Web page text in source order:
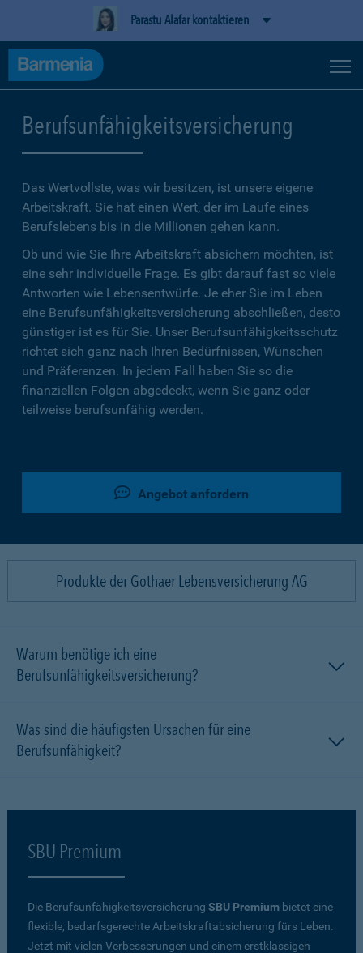
Parastu Alafar kontaktieren
Berufsunfähigkeitsversicherung
Das Wertvollste, was wir besitzen, ist unsere eigene
Arbeitskraft. Sie hat einen Wert, der im Laufe eines
Berufslebens bis in die Millionen gehen kann.
Ob und wie Sie Ihre Arbeitskraft absichern möchten, ist
eine sehr individuelle Frage. Es gibt darauf fast so viele
Antworten wie Lebensentwürfe. Je eher Sie im Leben
eine Berufsunfähigkeitsversicherung abschließen, desto
günstiger ist es für Sie. Unser Berufsunfähigkeitsschutz
richtet sich ganz nach Ihren Bedürfnissen, Wünschen
und Präferenzen. In jedem Fall haben Sie so die
finanziellen Folgen abgedeckt, wenn Sie ganz oder
teilweise berufsunfähig werden.
Angebot anfordern
Produkte der Gothaer Lebensversicherung AG
Warum benötige ich eine
Berufsunfähigkeitsversicherung?
Was sind die häufigsten Ursachen für eine
Berufsunfähigkeit?
SBU Premium
Die Berufsunfähigkeitsversicherung SBU Premium bietet eine
flexible, bedarfsgerechte Arbeitskraftabsicherung fürs Leben.
Jetzt mit vielen Verbesserungen und einem erstklassigen